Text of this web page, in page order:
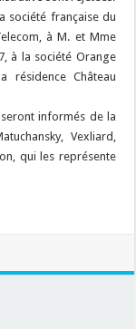
société française du
à M. et Mme
à la société Orange
résidence Château
informés de la
Vexliard,
qui les représente